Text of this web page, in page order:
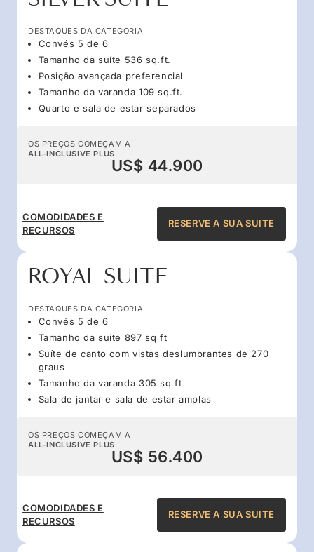
DESTAQUES DA CATEGORIA
Convés 5 de 6
Tamanho da suíte 536 sq.ft.
Posição avançada preferencial
Tamanho da varanda 109 sq.ft.
Quarto e sala de estar separados
OS PREÇOS COMEÇAM A
ALL-INCLUSIVE PLUS
US$ 44.900
COMODIDADES E
RECURSOS
RESERVE A SUA SUITE
ROYAL SUITE
DESTAQUES DA CATEGORIA
Convés 5 de 6
Tamanho da suíte 897 sq ft
Suíte de canto com vistas deslumbrantes de 270
graus
Tamanho da varanda 305 sq ft
Sala de jantar e sala de estar amplas
OS PREÇOS COMEÇAM A
ALL-INCLUSIVE PLUS
US$ 56.400
COMODIDADES E
RECURSOS
RESERVE A SUA SUITE